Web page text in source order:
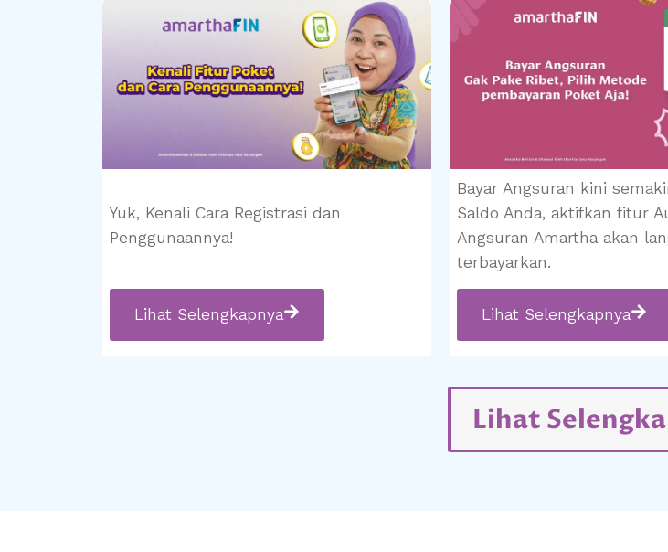
Yuk, Kenali Cara Registrasi dan
Penggunaannya!
Lihat Selengkapnya
Bayar Angsuran kini
Saldo Anda, aktifkan fitur
Angsuran Amartha akan
terbayarkan.
Lihat Selengkapnya
Lihat